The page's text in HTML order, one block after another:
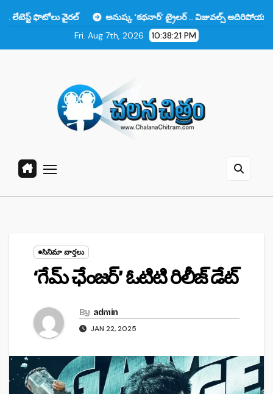
వైరల్
అనుష్క ‘కథనార్’ ట్రైలర్ .. విజువల్స్ అదిరిపోయాయి కానీ ఆ
Fri. Aug 7th, 2026
10:38:22 PM
సినిమా వార్తలు
‘గేమ్ ఛేంజర్’ ఓటిటి రిలీజ్ డేట్
By admin
JAN 22, 2025